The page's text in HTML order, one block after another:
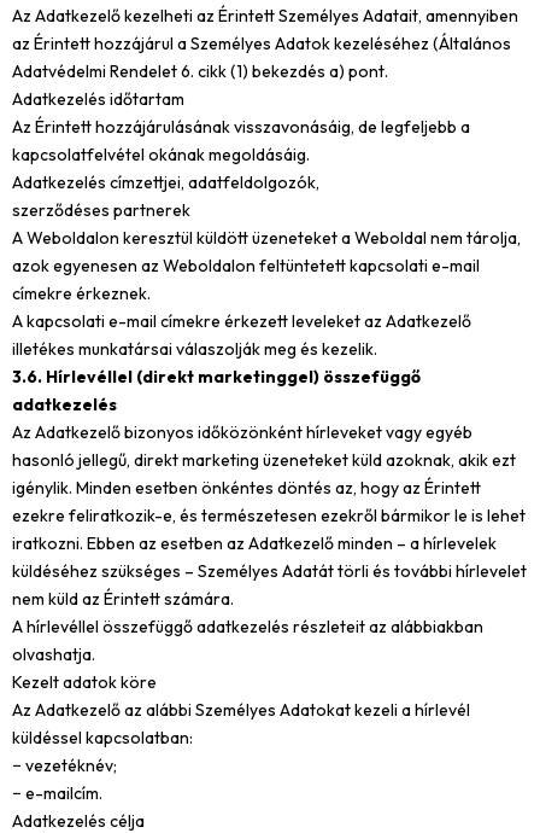
Az Adatkezelő kezelheti az Érintett Személyes Adatait, amennyiben
az Érintett hozzájárul a Személyes Adatok kezeléséhez (Általános
Adatvédelmi Rendelet 6. cikk (1) bekezdés a) pont.
Adatkezelés időtartam
Az Érintett hozzájárulásának visszavonásáig, de legfeljebb a
kapcsolatfelvétel okának megoldásáig.
Adatkezelés címzettjei, adatfeldolgozók,
szerződéses partnerek
A Weboldalon keresztül küldött üzeneteket a Weboldal nem tárolja,
azok egyenesen az Weboldalon feltüntetett kapcsolati e-mail
címekre érkeznek.
A kapcsolati e-mail címekre érkezett leveleket az Adatkezelő
illetékes munkatársai válaszolják meg és kezelik.
3.6. Hírlevéllel (direkt marketinggel) összefüggő
adatkezelés
Az Adatkezelő bizonyos időközönként hírleveket vagy egyéb
hasonló jellegű, direkt marketing üzeneteket küld azoknak, akik ezt
igénylik. Minden esetben önkéntes döntés az, hogy az Érintett
ezekre feliratkozik-e, és természetesen ezekről bármikor le is lehet
iratkozni. Ebben az esetben az Adatkezelő minden – a hírlevelek
küldéséhez szükséges – Személyes Adatát törli és további hírlevelet
nem küld az Érintett számára.
A hírlevéllel összefüggő adatkezelés részleteit az alábbiakban
olvashatja.
Kezelt adatok köre
Az Adatkezelő az alábbi Személyes Adatokat kezeli a hírlevél
küldéssel kapcsolatban:
− vezetéknév;
− e-mailcím.
Adatkezelés célja